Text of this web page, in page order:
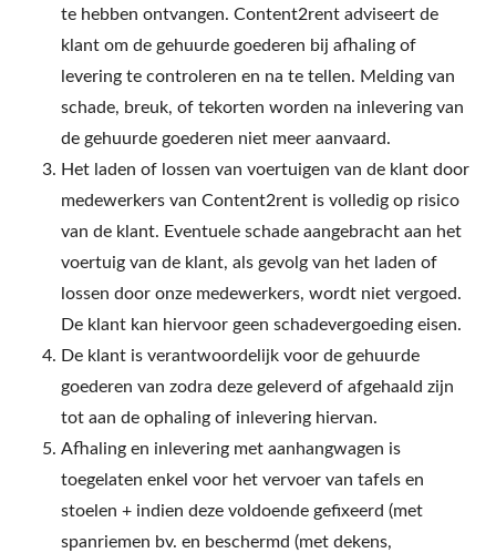
te hebben ontvangen. Content2rent adviseert de
klant om de gehuurde goederen bij afhaling of
levering te controleren en na te tellen. Melding van
schade, breuk, of tekorten worden na inlevering van
de gehuurde goederen niet meer aanvaard.
Het laden of lossen van voertuigen van de klant door
medewerkers van Content2rent is volledig op risico
van de klant. Eventuele schade aangebracht aan het
voertuig van de klant, als gevolg van het laden of
lossen door onze medewerkers, wordt niet vergoed.
De klant kan hiervoor geen schadevergoeding eisen.
De klant is verantwoordelijk voor de gehuurde
goederen van zodra deze geleverd of afgehaald zijn
tot aan de ophaling of inlevering hiervan.
Afhaling en inlevering met aanhangwagen is
toegelaten enkel voor het vervoer van tafels en
stoelen + indien deze voldoende gefixeerd (met
spanriemen bv. en beschermd (met dekens,